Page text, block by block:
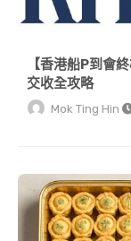
【香港船P到會
交收全攻略
Mok Ting Hin